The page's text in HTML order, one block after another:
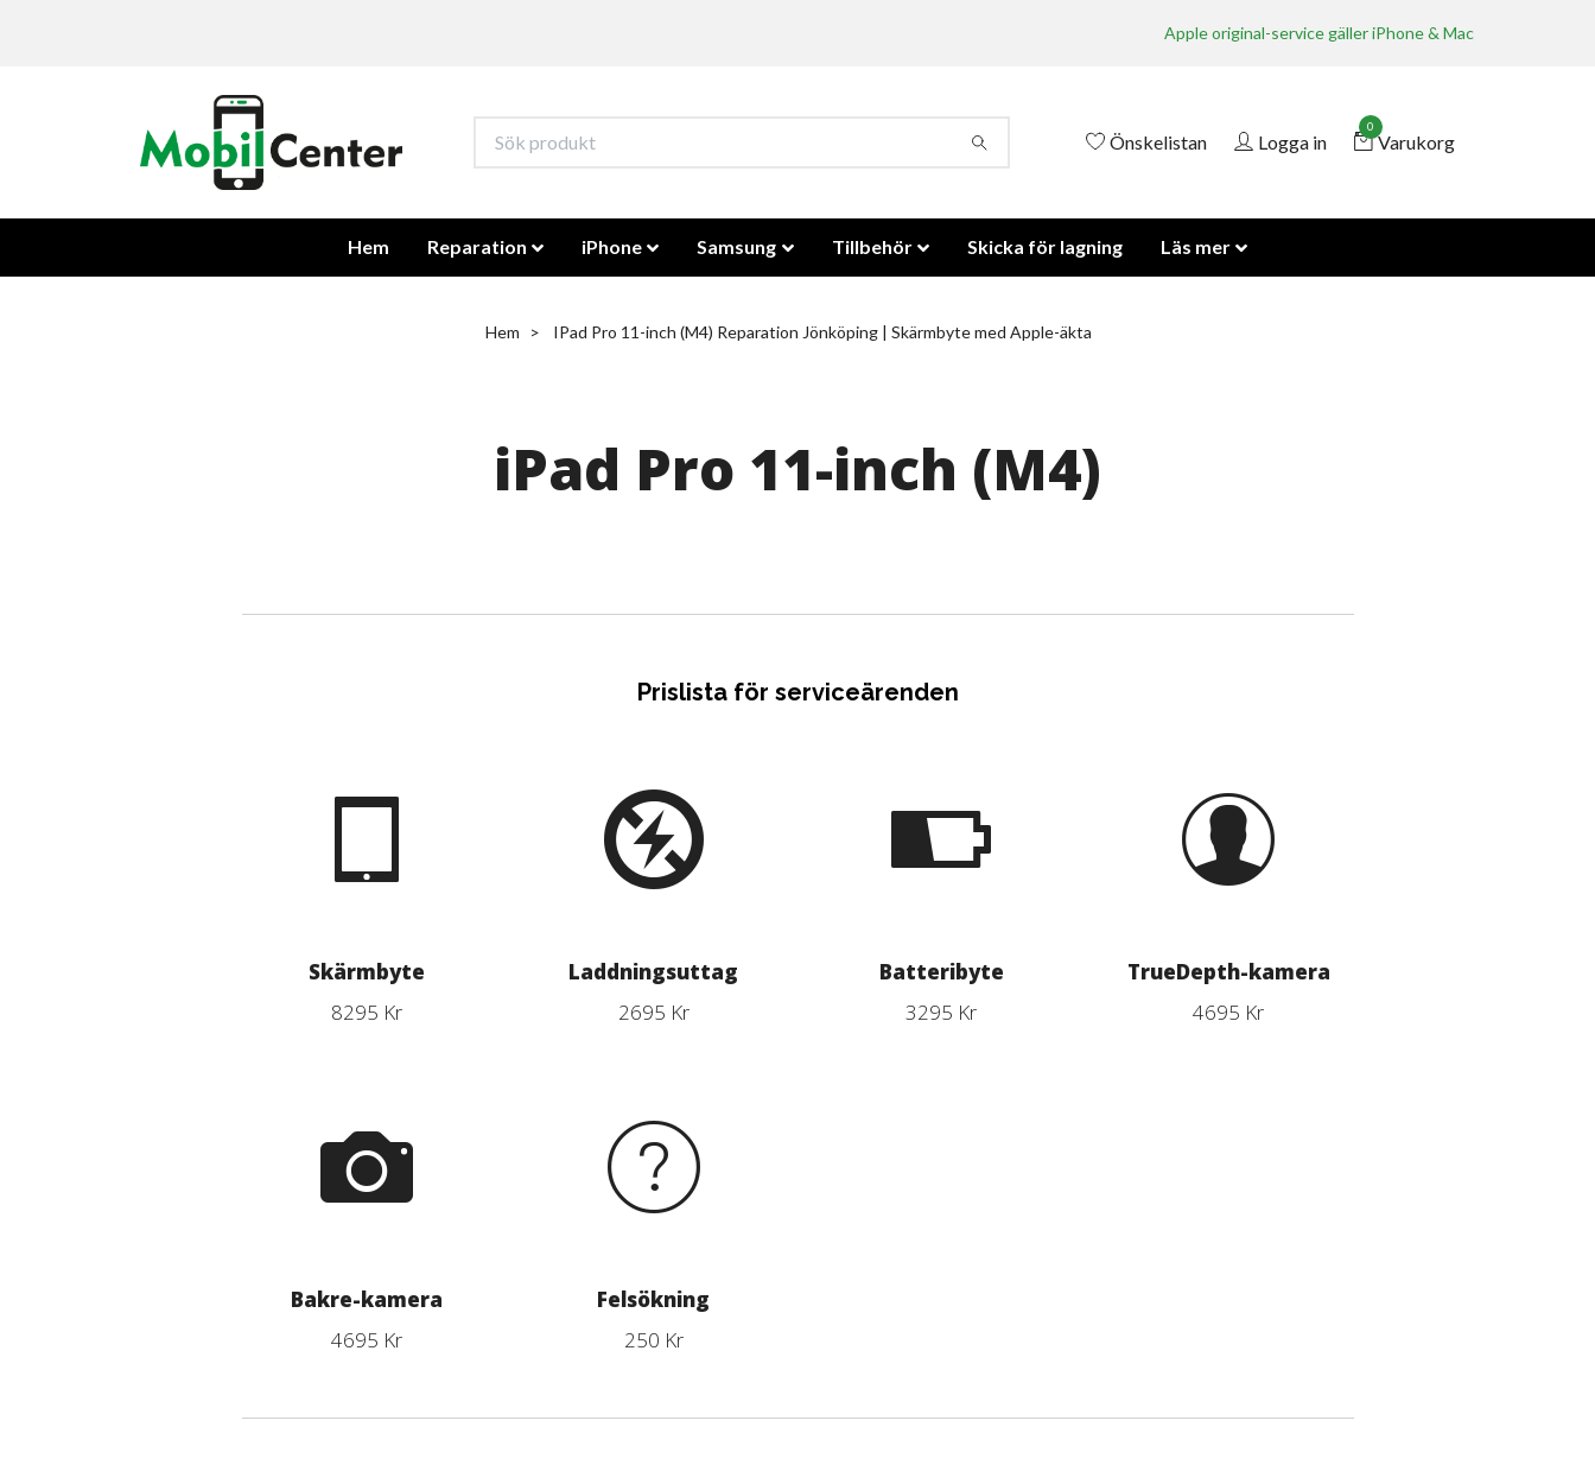
Apple original-service gäller iPhone & Mac
Önskelistan Logga in
0
Varukorg
Hem Reparation iPhone Samsung Tillbehör Skicka för lagning Läs mer
Hem IPad Pro 11-inch (M4) Reparation Jönköping | Skärmbyte med Apple-äkta
iPad Pro 11-inch (M4)
Prislista för serviceärenden
Skärmbyte
8295 Kr
Laddningsuttag
2695 Kr
Batteribyte
3295 Kr
TrueDepth-kamera
4695 Kr
Bakre-kamera
4695 Kr
Felsökning
250 Kr